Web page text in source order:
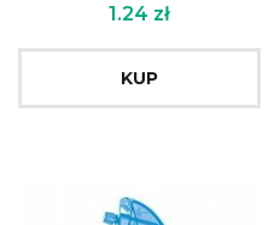
1.24 zł
KUP